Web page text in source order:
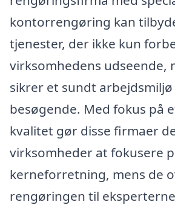
kontorrengøring kan
tjenester, der ikke kun
virksomhedens udseende,
sikrer et sundt
besøgende. Med fokus på
kvalitet gør disse firmaer
virksomheder at fokusere
kerneforretning, mens de
rengøringen til